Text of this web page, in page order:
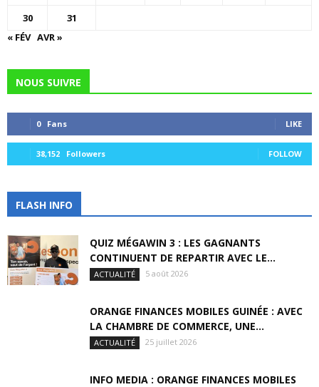
30
31
« FÉV AVR »
NOUS SUIVRE
0 Fans LIKE
38,152 Followers FOLLOW
FLASH INFO
QUIZ MÉGAWIN 3 : LES GAGNANTS
CONTINUENT DE REPARTIR AVEC LE...
ACTUALITÉ 5 août 2026
ORANGE FINANCES MOBILES GUINÉE : AVEC
LA CHAMBRE DE COMMERCE, UNE...
ACTUALITÉ 25 juillet 2026
INFO MEDIA : ORANGE FINANCES MOBILES